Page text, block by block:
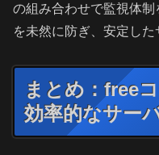
の組み合わせで監視体
を未然に防ぎ、安定した
まとめ：free
効率的なサー